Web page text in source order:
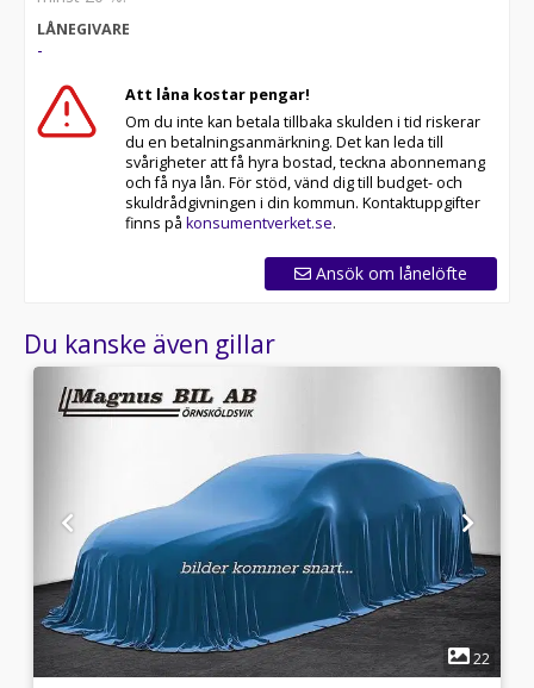
LÅNEGIVARE
-
Att låna kostar pengar!
Om du inte kan betala tillbaka skulden i tid riskerar
du en betalningsanmärkning. Det kan leda till
svårigheter att få hyra bostad, teckna abonnemang
och få nya lån. För stöd, vänd dig till budget- och
skuldrådgivningen i din kommun. Kontaktuppgifter
finns på konsumentverket.se.
Ansök om lånelöfte
Du kanske även gillar
1
22